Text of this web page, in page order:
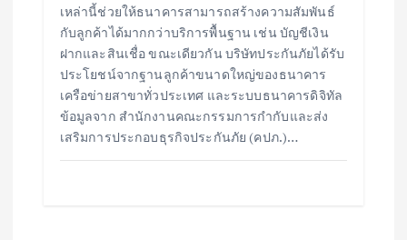
เหล่านี้ช่วยให้ธนาคารสามารถสร้างความสัมพันธ์
กับลูกค้าได้มากกว่าบริการพื้นฐาน เช่น บัญชีเงิน
ฝากและสินเชื่อ ขณะเดียวกัน บริษัทประกันภัยได้รับ
ประโยชน์จากฐานลูกค้าขนาดใหญ่ของธนาคาร
เครือข่ายสาขาทั่วประเทศ และระบบธนาคารดิจิทัล
ข้อมูลจาก สำนักงานคณะกรรมการกำกับและส่ง
เสริมการประกอบธุรกิจประกันภัย (คปภ.)…